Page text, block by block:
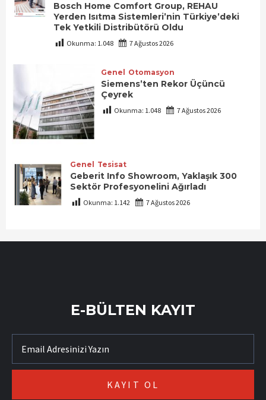
Bosch Home Comfort Group, REHAU
Yerden Isıtma Sistemleri’nin Türkiye’deki
Tek Yetkili Distribütörü Oldu
Okunma: 1.048 7 Ağustos 2026
Genel Otomasyon
Siemens’ten Rekor Üçüncü
Çeyrek
Okunma: 1.048 7 Ağustos 2026
Genel Tesisat
Geberit Info Showroom, Yaklaşık 300
Sektör Profesyonelini Ağırladı
Okunma: 1.142 7 Ağustos 2026
E-BÜLTEN KAYIT